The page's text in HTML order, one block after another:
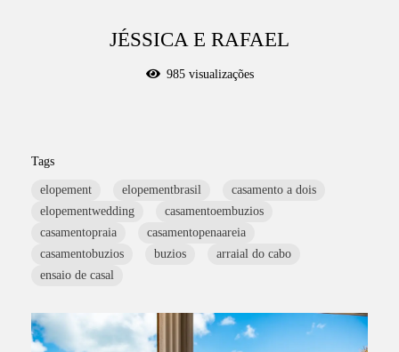
JÉSSICA E RAFAEL
985visualizações
Tags
elopement elopementbrasil
casamento a dois
elopementwedding
casamentoembuzios
casamentopraia
casamentopenaareia
casamentobuzios
buzios
arraial do cabo
ensaio de casal